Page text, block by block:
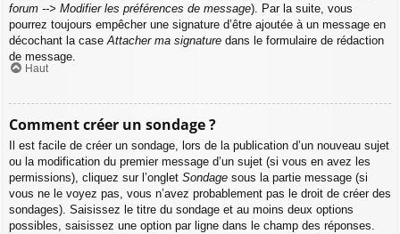
forum --> Modifier les préférences de message). Par la suite, vous
pourrez toujours empêcher une signature d’être ajoutée à un message en
décochant la case Attacher ma signature dans le formulaire de rédaction
de message.
Haut
Comment créer un sondage ?
Il est facile de créer un sondage, lors de la publication d’un nouveau sujet
ou la modification du premier message d’un sujet (si vous en avez les
permissions), cliquez sur l’onglet Sondage sous la partie message (si
vous ne le voyez pas, vous n’avez probablement pas le droit de créer des
sondages). Saisissez le titre du sondage et au moins deux options
possibles, saisissez une option par ligne dans le champ des réponses.